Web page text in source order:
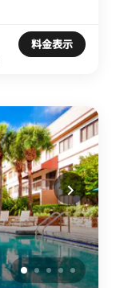
料金表示